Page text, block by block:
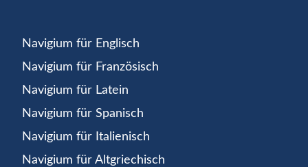
Navigium für Englisch
Navigium für Französisch
Navigium für Latein
Navigium für Spanisch
Navigium für Italienisch
Navigium für Altgriechisch